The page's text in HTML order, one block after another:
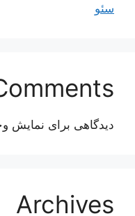
سئو
دیدگاهی برای نمایش
Archives